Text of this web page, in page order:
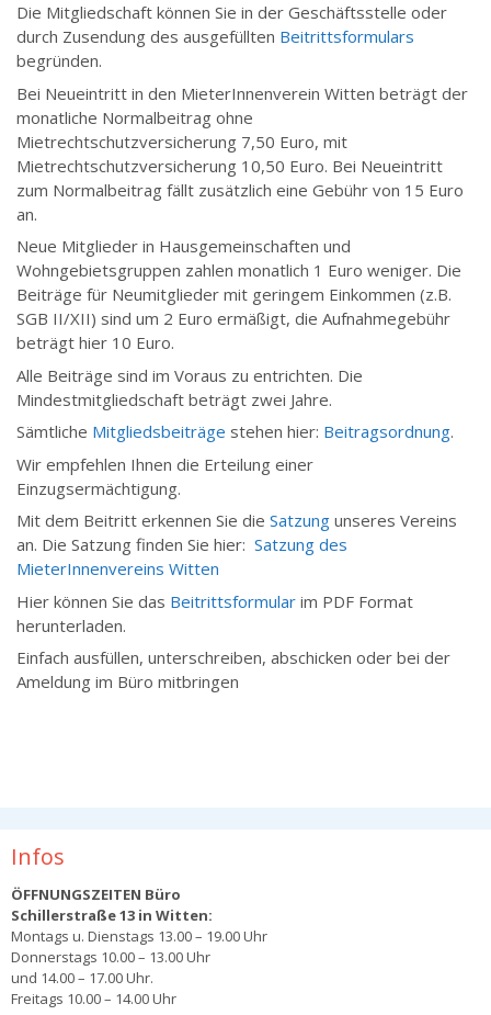
Die Mitgliedschaft können Sie in der Geschäftsstelle oder
durch Zusendung des ausgefüllten Beitrittsformulars
begründen.
Bei Neueintritt in den MieterInnenverein Witten beträgt der
monatliche Normalbeitrag ohne
Mietrechtschutzversicherung 7,50 Euro, mit
Mietrechtschutzversicherung 10,50 Euro. Bei Neueintritt
zum Normalbeitrag fällt zusätzlich eine Gebühr von 15 Euro
an.
Neue Mitglieder in Hausgemeinschaften und
Wohngebietsgruppen zahlen monatlich 1 Euro weniger. Die
Beiträge für Neumitglieder mit geringem Einkommen (z.B.
SGB II/XII) sind um 2 Euro ermäßigt, die Aufnahmegebühr
beträgt hier 10 Euro.
Alle Beiträge sind im Voraus zu entrichten. Die
Mindestmitgliedschaft beträgt zwei Jahre.
Sämtliche Mitgliedsbeiträge stehen hier: Beitragsordnung.
Wir empfehlen Ihnen die Erteilung einer
Einzugsermächtigung.
Mit dem Beitritt erkennen Sie die Satzung unseres Vereins
an. Die Satzung finden Sie hier: Satzung des
MieterInnenvereins Witten
Hier können Sie das Beitrittsformular im PDF Format
herunterladen.
Einfach ausfüllen, unterschreiben, abschicken oder bei der
Ameldung im Büro mitbringen
Infos
ÖFFNUNGSZEITEN Büro
Schillerstraße 13 in Witten:
Montags u. Dienstags 13.00 – 19.00 Uhr
Donnerstags 10.00 – 13.00 Uhr
und 14.00 – 17.00 Uhr.
Freitags 10.00 – 14.00 Uhr